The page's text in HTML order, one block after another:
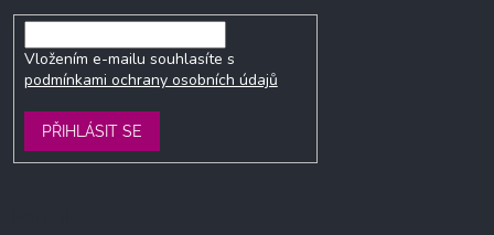
Vložením e-mailu souhlasíte s
podmínkami ochrany osobních údajů
PŘIHLÁSIT SE